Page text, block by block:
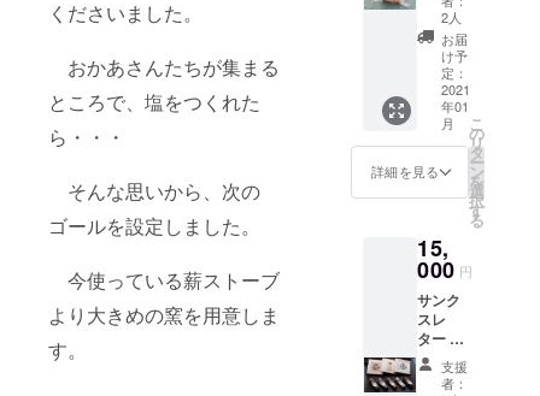
くださいました。
おかあさんたちが集まる
ところで、塩をつくれた
ら・・・
そんな思いから、次の
ゴールを設定しました。
今使っている薪ストーブ
より大きめの窯を用意しま
す。
ター ク
レセン
トシ
ティ用
と同じ
塩で仕
込んだ
手づく
りハム
（250g
×2） 陸
でつく
られた
塩
2人
お届
け予
定：
2021
年01
月
詳細を見る
こ
の
リ
タ
ー
ン
を
選
択
す
る
15,
000 円
サンク
スレ
ター 村
上製材
所の木
支援
者：